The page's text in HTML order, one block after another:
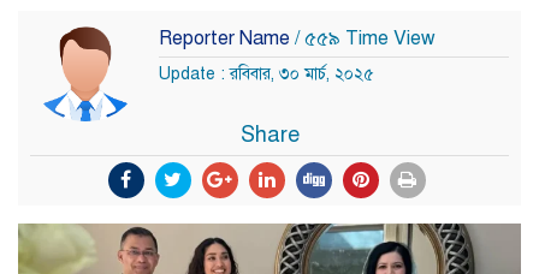
Reporter Name / ৫৫৯ Time View
Update : রবিবার, ৩০ মার্চ, ২০২৫
Share